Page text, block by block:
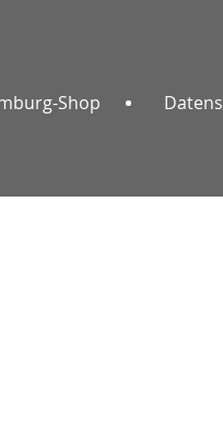
Shop